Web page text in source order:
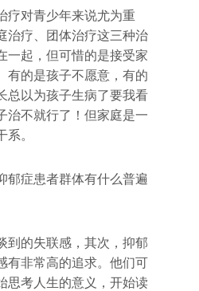
疗对青少年来说尤为重
治疗、团体治疗这三种治
一起，但可惜的是接受家
有的是孩子不愿意，有的
总以为孩子生病了要我看
治不就行了！但家庭是一
。
郁症患者群体有什么普遍
到的失联感，其次，抑郁
有非常高的追求。他们可
思考人生的意义，开始读